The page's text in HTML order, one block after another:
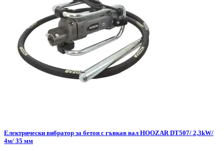
Електрически вибратор за бетон с гъвкав вал HOOZAR DT507/ 2,3kW/
4м/ 35 мм